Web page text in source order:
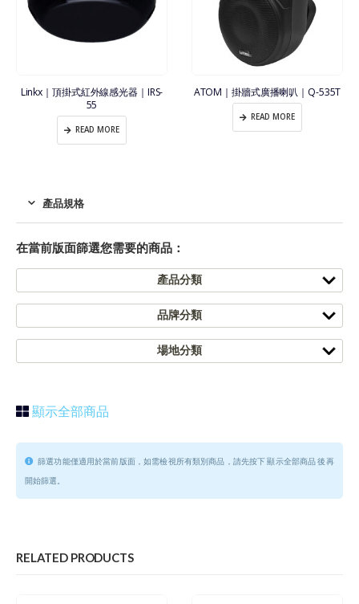
Linkx｜頂掛式紅外線感光器｜IRS-
55
READ MORE
ATOM｜掛牆式廣播喇叭｜Q-535T
READ MORE
產品規格
在當前版面篩選您需要的商品：
產品分類
品牌分類
場地分類
顯示全部商品
篩選功能僅適用於當前版面，如需檢視所有類別商品，請先按下 顯示全部商品 後再
開始篩選。
RELATED PRODUCTS